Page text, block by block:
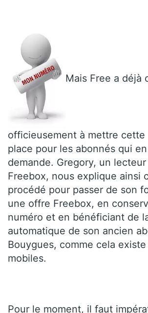
Mais Free a déjà
officieusement à mettre cette
place pour les abonnés qui
demande. Gregory, un lecteur
Freebox, nous explique ainsi
procédé pour passer de son
une offre Freebox, en
numéro et en bénéficiant de
automatique de son ancien
Bouygues, comme cela
mobiles.
Pour le moment, il faut